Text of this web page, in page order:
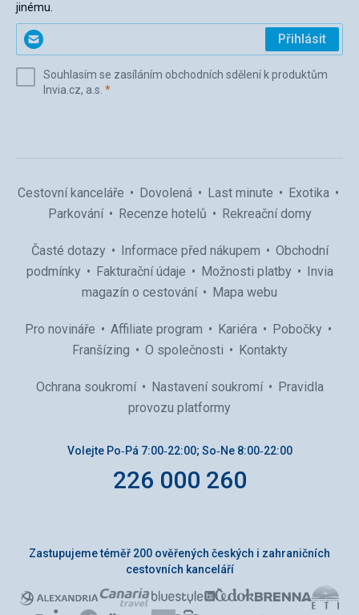
jinému.
Zadejte
svůj
(povinné)
Přihlásit
Souhlasím se zasíláním obchodních sdělení k produktům
Invia.cz, a.s. *(povinné)
Cestovní kanceláře Dovolená Last minute
Exotika
Parkování
Recenze hotelů Rekreační domy
Časté dotazy Informace před nákupem
Obchodní
podmínky
Fakturační údaje Možnosti platby
Invia
magazín o cestování
Mapa webu
Pro novináře Affiliate program Kariéra
Pobočky
Franšízing
O společnosti Kontakty
Ochrana soukromí Nastavení soukromí
Pravidla
provozu platformy
Volejte Po‑Pá 7:00‑22:00; So‑Ne 8:00‑22:00
226 000 260
Zastupujeme téměř 200 ověřených českých i zahraničních
cestovních kanceláří